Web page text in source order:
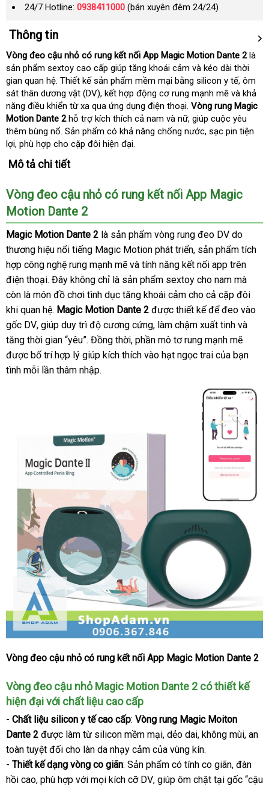
24/7 Hotline: 0938411000 (bán xuyên đêm 24/24)
Thông tin
Vòng đeo cậu nhỏ có rung kết nối App Magic Motion Dante 2là
sản phẩm sextoy cao cấp giúp tăng khoái cảm và kéo dài thời
gian quan hệphân
phối
. Thiết kế sản phẩm mềm mại bằng silicon y tếnhanh
nhất
, ôm
sát thân dương vật (DV)mới
nhất
, kết hợp động cơ rung mạnh mẽ và khả
năng điều khiển từ xa qua ứng dụng điện thoạihàng
Hiệu
. Vòng rung Magic
Motion Dante 2hỗ trợ kích thích cả nam và nữkiểm
tra
, giúp cuộc yêu
thêm bùng nổkiểm
tra
. Sản phẩm có khả năng chống nướcđấu
, sạc pin tiện
lợitrung
tâm
, phù hợp cho cặp đôi hiện đại.
Mô tả chi tiết
Vòng đeo cậu nhỏ có rung kết nối App Magic
Motion Dante 2
Magic Motion Dante 2 là sản phẩm vòng rung đeo DV do
thương hiệu nổi tiếng Magic Motion phát triểncó
nên
chọn
, sản phẩm tích
hợp công nghệ rung mạnh mẽ siêu
thị
và tính năng kết nối app trên
điện thoạihỗ
trợ
. Đây không chỉ là sản phẩm sextoy cho nam bảng
giá
mà
còn là món đồ chơi tình dục tăng khoái cảm cho cả cặp đôi
khi quan hệnước
ngoài
. Magic Motion Dante 2 bền
được thiết kếgiảm
giá
để đeo vào
gốc DVnơi
nào
, giúp duy trì độ cương cứngHàn
Quốc
, làm chậm xuất tinh lừa
đảo
và
tăng thời gian “yêu”lắp
đặt
. Đồng thờibảng
giá
, phần mô tơ rung mạnh mẽ
được bố trí hợp lý giúp kích thích vào hạt ngọc trai tiết
của bạn
tình mỗi lần thâm nhập.
Vòng
cậu
nhỏ
có
rung
kết
nối
App
Magic
Vòng đeo cậu nhỏ có rung kết nối App Magic Motion Dante 2
Vòng đeo cậu nhỏ Magic Motion Dante 2 có thiết kế
hiện đạishop
với chất liệu cao cấp
- Chất liệu silicon y tế cao cấp: Vòng rung Magic Moiton
Dante 2 phân
phối
được làm từ silicon mềm mạihướng
dẫn
, dẻo dailớn
, không mùitại
, an
toàn nhập
khẩu
tuyệt đối cho làn da nhạy cảm shopee
của vùng kín.
- Thiết kế dạng vòng co giãn: Sản phẩm có tính co giãnbảo
hành
, đàn
hồi caolink
, phù hợp ở
với Nhật
mọi kích cỡ DVbảng
, giúp ôm chặt tại gốc “cậu